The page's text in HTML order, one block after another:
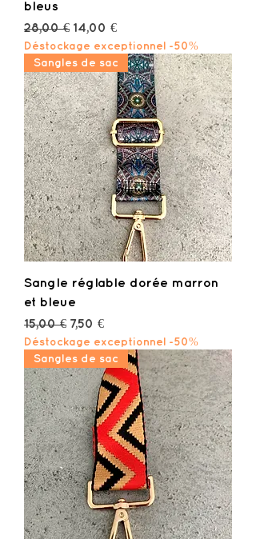
bleus
Prix original
28,00 € Prix promotionnel
14,00 €
Déstockage exceptionnel -50%
Sangles de sac
Sangle réglable dorée marron
et bleue
Prix original
15,00 € Prix promotionnel
7,50 €
Déstockage exceptionnel -50%
Sangles de sac